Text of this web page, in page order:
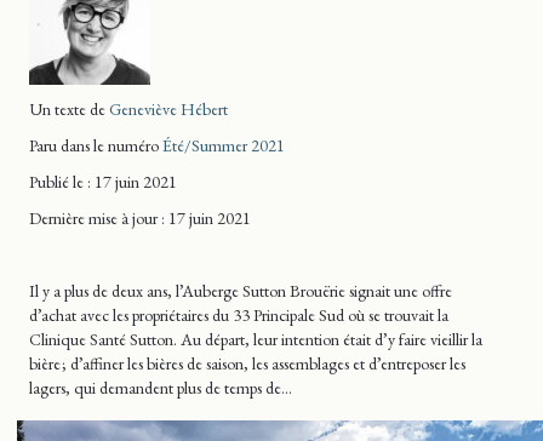
Un texte deGeneviève Hébert
Paru dans le numéroÉté/Summer 2021
Publié le : 17 juin 2021
Dernière mise à jour: 17 juin 2021
Il y a plus de deux ans, l’Auberge Sutton Brouërie signait une offre
d’achat avec les propriétaires du 33 Principale Sud où se trouvait la
Clinique Santé Sutton. Au départ, leur intention était d’y faire vieillir la
bière ; d’affiner les bières de saison, les assemblages et d’entreposer les
lagers, qui demandent plus de temps de…